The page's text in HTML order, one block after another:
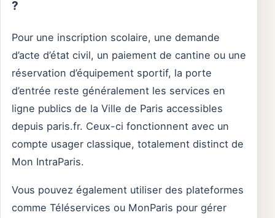
?
Pour une inscription scolaire, une demande
d’acte d’état civil, un paiement de cantine ou une
réservation d’équipement sportif, la porte
d’entrée reste généralement les services en
ligne publics de la Ville de Paris accessibles
depuis paris.fr. Ceux-ci fonctionnent avec un
compte usager classique, totalement distinct de
Mon IntraParis.
Vous pouvez également utiliser des plateformes
comme Téléservices ou MonParis pour gérer